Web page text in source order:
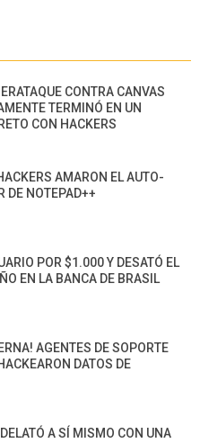
CONTRA CANVAS
TERMINÓ EN UN
CON HACKERS
AMARON EL AUTO-
DE NOTEPAD++
POR $1.000 Y DESATÓ EL
EN LA BANCA DE BRASIL
AGENTES DE SOPORTE
DATOS DE
A SÍ MISMO CON UNA